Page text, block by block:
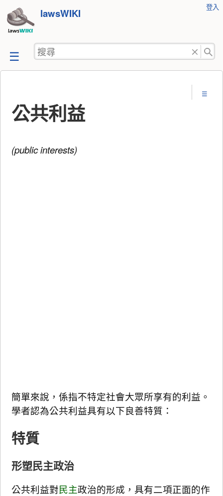
跳
至
容
lawsWIKI
工
登入
搜
尋
公共利益
(public interests)
簡單來說，係指不特定社會大眾所享有的利益。
學者認為公共利益具有以下良善特質：
特質
形塑民主政治
公共利益對民主政治的形成，具有二項正面的作